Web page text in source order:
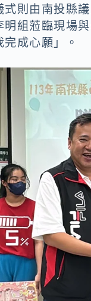
n
k
則由南投縣
組蒞臨現場
成心願」。